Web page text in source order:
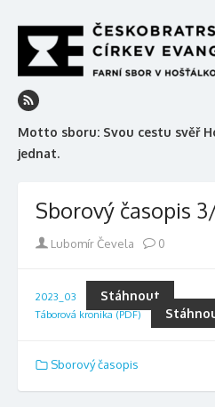
to
content
Motto sboru: Svou cestu svěř
jednat.
Sborový časopis
Author
Lubomír Čevela 0
2023_03 Stáhnout
Táborová kronika (PDF)
Sborový časopis